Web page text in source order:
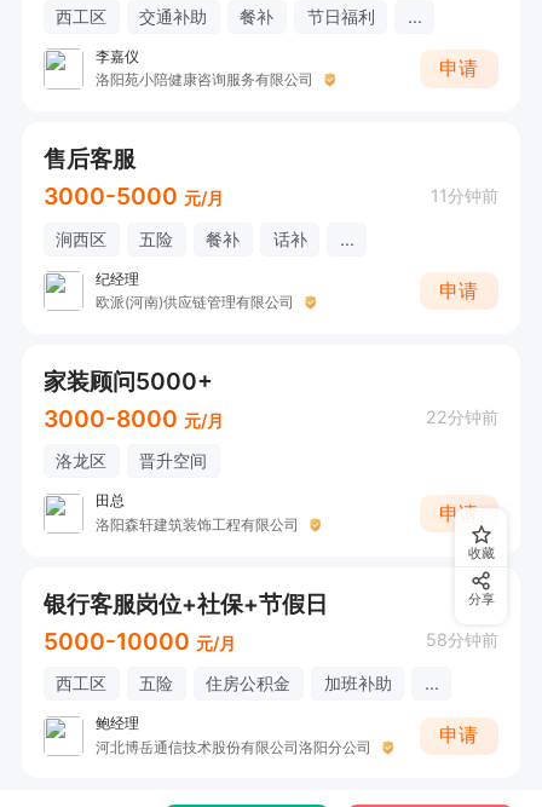
西工区 交通补助 餐补 节日福利 ...
李嘉仪
洛阳苑小陪健康咨询服务有限公司
申请
售后客服
3000-5000 元/月 11分钟前
涧西区 五险 餐补 话补 ...
纪经理
欧派(河南)供应链管理有限公司
申请
家装顾问5000+
3000-8000 元/月 22分钟前
洛龙区 晋升空间
田总
洛阳森轩建筑装饰工程有限公司
申请
银行客服岗位+社保+节假日
5000-10000 元/月 58分钟前
西工区 五险 住房公积金 加班补助 ...
鲍经理
河北博岳通信技术股份有限公司洛阳分公司
申请
收藏
分享